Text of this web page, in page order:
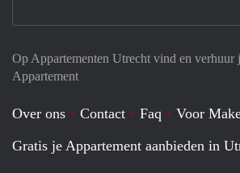
Op Appartementen Utrecht vind en verhuur
Appartement
Over ons Contact Faq Voor
Gratis je Appartement aanbieden in